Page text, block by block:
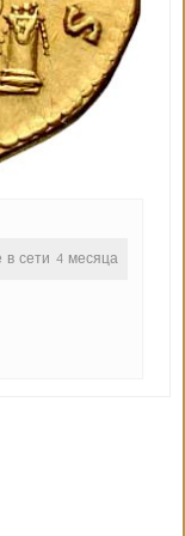
в сети 4 месяца